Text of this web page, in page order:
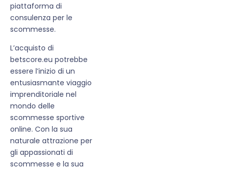
piattaforma di
consulenza per le
scommesse.
L’acquisto di
betscore.eu potrebbe
essere l’inizio di un
entusiasmante viaggio
imprenditoriale nel
mondo delle
scommesse sportive
online. Con la sua
naturale attrazione per
gli appassionati di
scommesse e la sua